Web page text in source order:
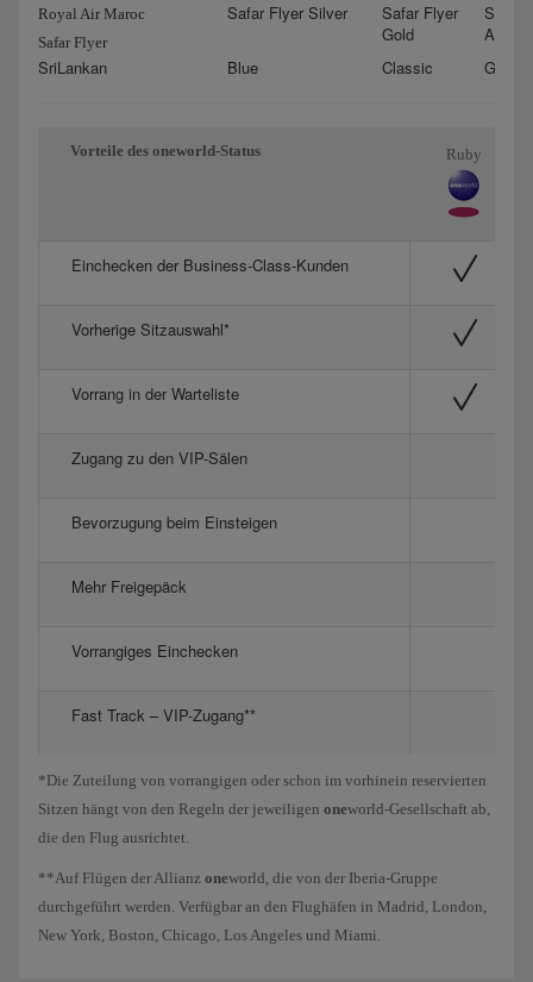
Royal Air Maroc
Safar Flyer
Safar Flyer Silver
Safar Flyer
Gold
Safar
SriLankan
Blue Classic Gold
Vorteile des oneworld-Status Ruby
Einchecken der Business-Class-Kunden
Vorherige Sitzauswahl*
Vorrang in der Warteliste
Zugang zu den VIP-Sälen
Bevorzugung beim Einsteigen
Mehr Freigepäck
Vorrangiges Einchecken
Fast Track – VIP-Zugang**
*Die Zuteilung von vorrangigen oder schon im vorhinein reservierten
Sitzen hängt von den Regeln der jeweiligen oneworld-Gesellschaft ab,
die den Flug ausrichtet.
**Auf Flügen der Allianz oneworld, die von der Iberia-Gruppe
durchgeführt werden. Verfügbar an den Flughäfen in Madrid, London,
New York, Boston, Chicago, Los Angeles und Miami.